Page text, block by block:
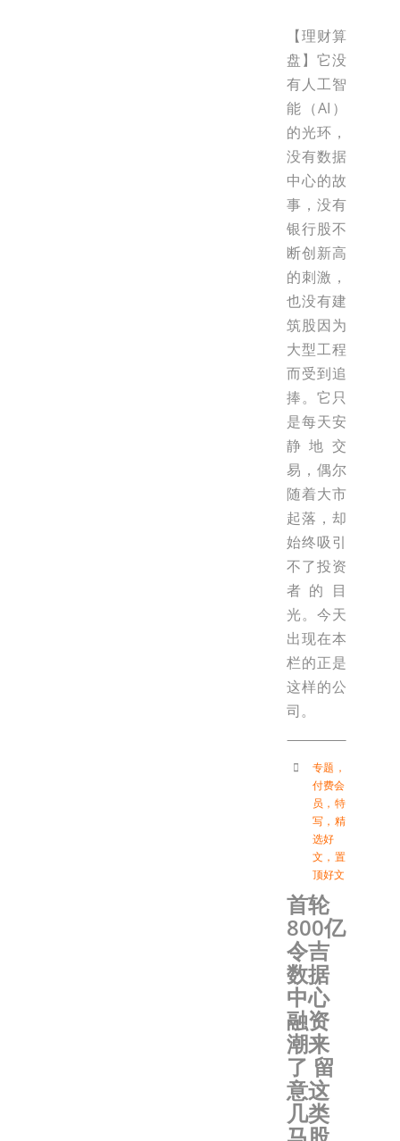
【理财算
盘】它没
有人工智
能（AI）
的光环，
没有数据
中心的故
事，没有
银行股不
断创新高
的刺激，
也没有建
筑股因为
大型工程
而受到追
捧。它只
是每天安
静地交
易，偶尔
随着大市
起落，却
始终吸引
不了投资
者的目
光。今天
出现在本
栏的正是
这样的公
司。
专题 ，
付费会
员 ， 特
写 ， 精
选好
文 ， 置
顶好文
首轮
800亿
令吉
数据
中心
融资
潮来
了 留
意这
几类